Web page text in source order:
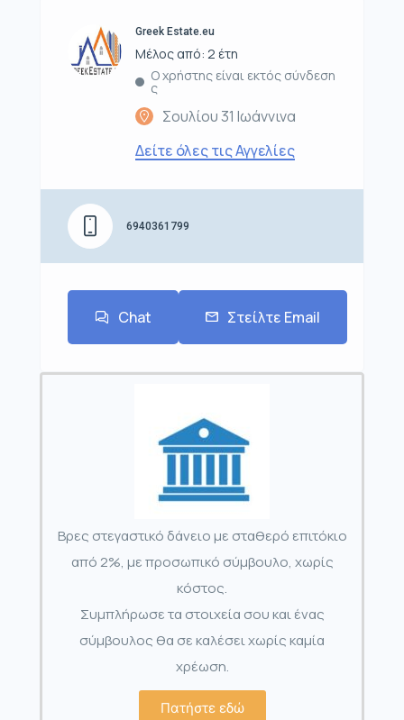
Greek Estate.eu
Μέλος από: 2 έτη
Ο χρήστης είναι εκτός σύνδεση
ς
Σουλίου 31 Ιωάννινα
Δείτε όλες τις Αγγελίες
6940361799
Chat Στείλτε Email
Βρες στεγαστικό δάνειο με σταθερό επιτόκιο
από 2%, με προσωπικό σύμβουλο, χωρίς
κόστος.
Συμπλήρωσε τα στοιχεία σου και ένας
σύμβουλος θα σε καλέσει χωρίς καμία
χρέωση.
Πατήστε εδώ